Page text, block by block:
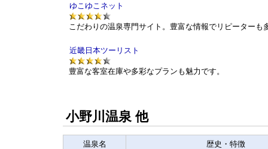
ゆこゆこネット
こだわりの温泉専門サイト。豊富な情報でリピーターも
近畿日本ツーリスト
豊富な客室在庫や多彩なプランも魅力です。
小野川温泉 他
温泉名 歴史・特徴